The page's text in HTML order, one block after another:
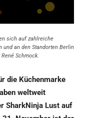
sich auf zahlreiche
und an den Standorten Berlin
Schmock.
die Küchenmarke
weltweit
SharkNinja Lust auf